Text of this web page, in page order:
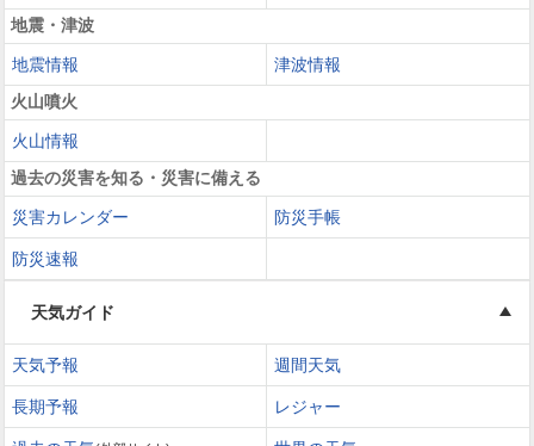
地震・津波
地震情報
津波情報
火山噴火
火山情報
過去の災害を知る・災害に備える
災害カレンダー 防災手帳
防災速報
天気ガイド
天気予報 週間天気
長期予報 レジャー